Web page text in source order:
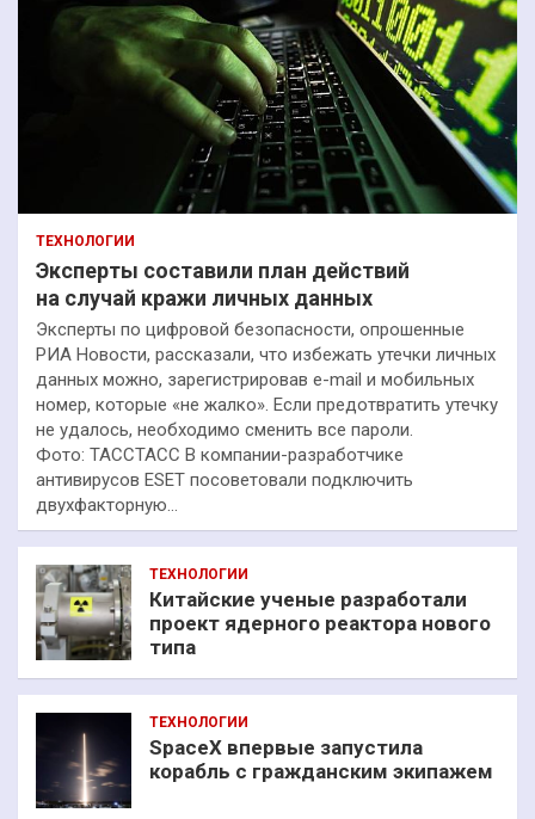
ТЕХНОЛОГИИ
Эксперты составили план действий
на случай кражи личных данных
Эксперты по цифровой безопасности, опрошенные
РИА Новости, рассказали, что избежать утечки личных
данных можно, зарегистрировав e-mail и мобильных
номер, которые «не жалко». Если предотвратить утечку
не удалось, необходимо сменить все пароли.
Фото: ТАССТАСС В компании-разработчике
антивирусов ESET посоветовали подключить
двухфакторную…
ТЕХНОЛОГИИ
Китайские ученые разработали
проект ядерного реактора нового
типа
ТЕХНОЛОГИИ
SpaceX впервые запустила
корабль с гражданским экипажем